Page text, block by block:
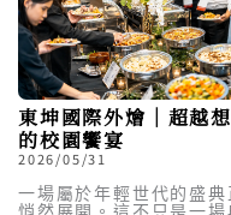
東坤國際外燴｜超越
的校園饗宴
2026/05/31
一場屬於年輕世代的盛典